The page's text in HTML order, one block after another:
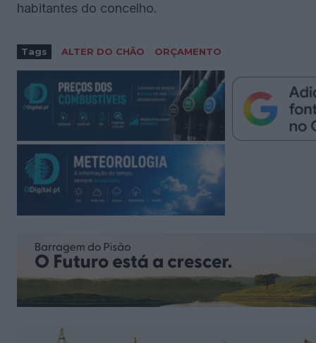
habitantes do concelho.
Tags ALTER DO CHÃO ORÇAMENTO